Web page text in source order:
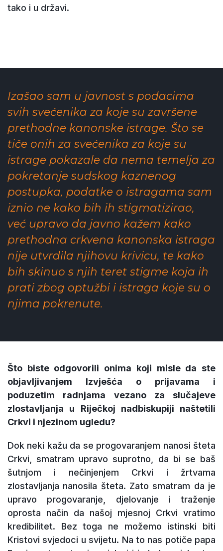
tako i u državi.
Izašao sam u javnost s podacima
svih svećenika za koje su završene
prethodne kanonske istrage. Što se
tiče onih za svećenika za koje su
istrage pokazale da nema temelja za
pokretanje sudskog kaznenog
postupka, podatke o istragama sam
iznio ne kako bih ih stigmatizirao,
već upravo da javno kažem kako
prethodna crkvena kanonska istraga
nije utvrdila njihovu krivicu, te kako
bih skinuo s njih teret stigme koja ih
prati zbog optužbi i istraga koje su o
njima pokrenute.
Što biste odgovorili onima koji misle da ste
objavljivanjem Izvješća o prijavama i
poduzetim radnjama vezano za slučajeve
zlostavljanja u Riječkoj nadbiskupiji naštetili
Crkvi i njezinom ugledu?
Dok neki kažu da se progovaranjem nanosi šteta
Crkvi, smatram upravo suprotno, da bi se baš
šutnjom i nečinjenjem Crkvi i žrtvama
zlostavljanja nanosila šteta. Zato smatram da je
upravo progovaranje, djelovanje i traženje
oprosta način da našoj mjesnoj Crkvi vratimo
kredibilitet. Bez toga ne možemo istinski biti
Kristovi svjedoci u svijetu. Na to nas potiče papa